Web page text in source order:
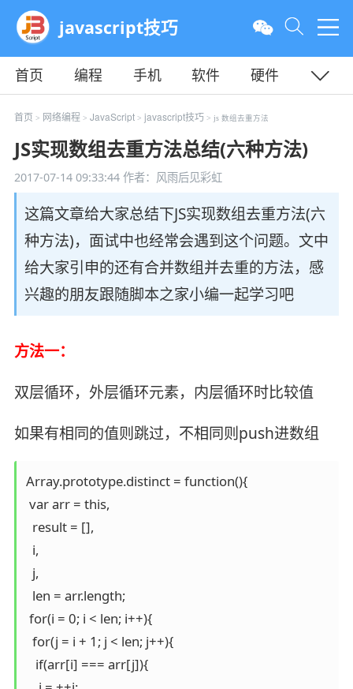
javascript技巧
首页 编程 手机 软件
硬件
教程
平面 服务器
首页 > 网络编程 > JavaScript> javascript技巧 > js 数组去重方法
JS实现数组去重方法总结(六种方法)
2017-07-14 09:33:44作者：风雨后见彩虹
这篇文章给大家总结下JS实现数组去重方法(六
种方法)，面试中也经常会遇到这个问题。文中
给大家引申的还有合并数组并去重的方法，感
兴趣的朋友跟随脚本之家小编一起学习吧
方法一：
双层循环，外层循环元素，内层循环时比较值
如果有相同的值则跳过，不相同则push进数组
Array.prototype.distinct = function(){
var arr = this,
  result = [],
  i,
  j,
  len = arr.length;
for(i = 0; i < len; i++){
  for(j = i + 1; j < len; j++){
   if(arr[i] === arr[j]){